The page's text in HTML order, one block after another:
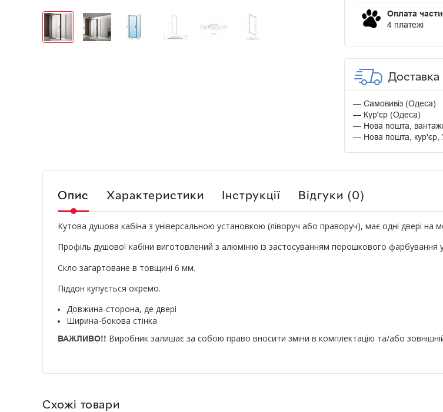
Оплата
4 платежі
Доставка
Самовивіз (Одеса)
Кур'єр (Одеса)
Нова пошта,
Нова пошта, кур'єр,
Опис Характеристики Інструкції Відгуки (0)
Кутова душова кабіна з універсальною установкою (ліворуч або праворуч), має одні двері на
Профіль душової кабіни виготовлений з алюмінію із застосуванням порошкового фарбування
Скло загартоване в товщині 6 мм.
Піддон купується окремо.
Довжина-сторона, де двері
Ширина-бокова стінка
ВАЖЛИВО!! Виробник залишає за собою право вносити зміни в комплектацію та/або
Схожі товари